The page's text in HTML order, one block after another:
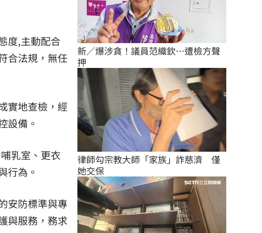
度,主動配合
合法規，無任
實地查檢，經
設備。
乳室、更衣
行為。
安防標準與專
與服務，務求
新／爆涉貪！議員范織欽…遭檢方聲
押
律師勾宗教大師「家族」詐慈濟　僅
她交保